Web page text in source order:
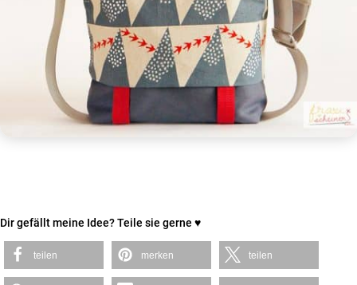
Dir gefällt meine Idee? Teile sie gerne ♥
teilen merken teilen